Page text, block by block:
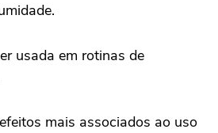
usada em rotinas de
mais associados ao uso